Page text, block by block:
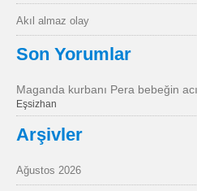
Akıl almaz olay
Son Yorumlar
Maganda kurbanı Pera bebeğin
Eşsizhan
Arşivler
Ağustos 2026